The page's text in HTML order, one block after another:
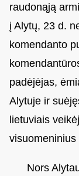
raudonąją
į Alytų, 23 d.
komendanto
padėjėjas,
Alytuje ir
lietuviais
visuomeninius
Nors